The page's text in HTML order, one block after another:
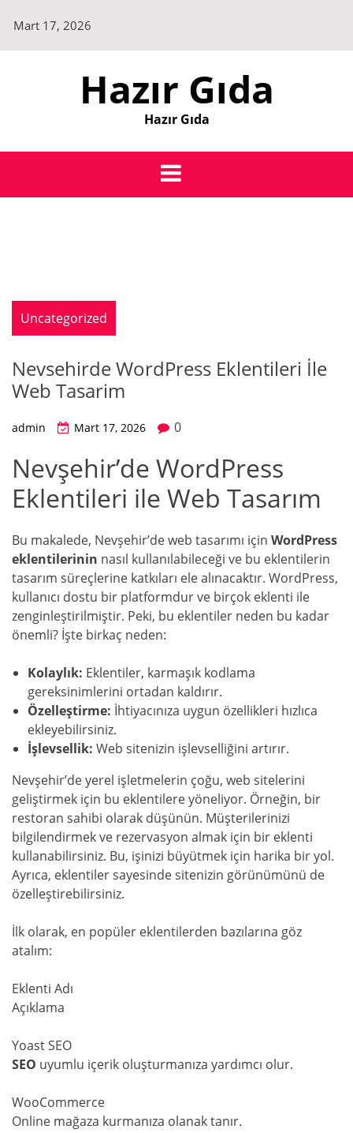
content
Mart 17, 2026
Hazır Gıda
Hazır Gıda
Uncategorized
Nevsehirde WordPress Eklentileri İle
Web Tasarim
admin Mart 17, 2026 0
Nevşehir’de WordPress
Eklentileri ile Web Tasarım
Bu makalede, Nevşehir’de web tasarımı için WordPress
eklentilerinin nasıl kullanılabileceği ve bu eklentilerin
tasarım süreçlerine katkıları ele alınacaktır. WordPress,
kullanıcı dostu bir platformdur ve birçok eklenti ile
zenginleştirilmiştir. Peki, bu eklentiler neden bu kadar
önemli? İşte birkaç neden:
Kolaylık: Eklentiler, karmaşık kodlama
gereksinimlerini ortadan kaldırır.
Özelleştirme: İhtiyacınıza uygun özellikleri hızlıca
ekleyebilirsiniz.
İşlevsellik: Web sitenizin işlevselliğini artırır.
Nevşehir’de yerel işletmelerin çoğu, web sitelerini
geliştirmek için bu eklentilere yöneliyor. Örneğin, bir
restoran sahibi olarak düşünün. Müşterilerinizi
bilgilendirmek ve rezervasyon almak için bir eklenti
kullanabilirsiniz. Bu, işinizi büyütmek için harika bir yol.
Ayrıca, eklentiler sayesinde sitenizin görünümünü de
özelleştirebilirsiniz.
İlk olarak, en popüler eklentilerden bazılarına göz
atalım:
Eklenti Adı
Açıklama
Yoast SEO
SEO uyumlu içerik oluşturmanıza yardımcı olur.
WooCommerce
Online mağaza kurmanıza olanak tanır.